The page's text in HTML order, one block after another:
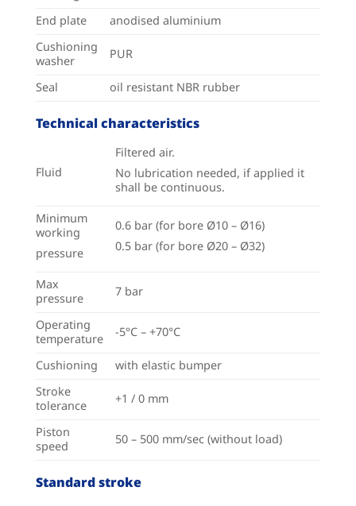
End plate
anodised aluminium
Cushioning
washer
PUR
Seal
oil resistant NBR rubber
Technical characteristics
Fluid
Filtered air.
No lubrication needed, if applied it
shall be continuous.
Minimum
working
pressure
0.6 bar (for bore Ø10 – Ø16)
0.5 bar (for bore Ø20 – Ø32)
Max
pressure
7 bar
Operating
temperature
-5°C – +70°C
Cushioning
with elastic bumper
Stroke
tolerance
+1 / 0 mm
Piston
speed
50 – 500 mm/sec (without load)
Standard stroke